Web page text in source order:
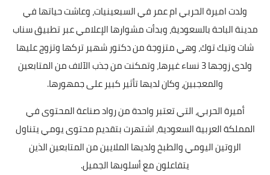
ولدت اميرة الحربي ام عمر في السبعينيات، وعاشت حياتها في
مدينة الباحة بالسعودية، وبدأت مشوارها الإعلامي عبر تطبيق سناب
شات وتيك توك، وهي متزوجة من دكتور شهير تركها وتزوج عليها
ولدى زوجها 3 نساء غيرها، وتمكنت من جذب الآلاف من المتابعين
والمعجبين، وكان لديها تأثير كبير على جمهورها.
أميرة الحربي، التي تعتبر واحدة من رواد صناعة المحتوى في
المملكة العربية السعودية، اشتهرت بتقديم محتوى يومي يتناول
الروتين اليومي والطبخ ولديها الملايين من المتابعين الذين
يتفاعلون مع أسلوبها الجميل.